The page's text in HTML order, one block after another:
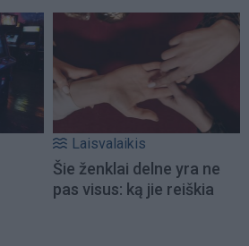
Laisvalaikis
Šie ženklai delne yra ne
pas visus: ką jie reiškia